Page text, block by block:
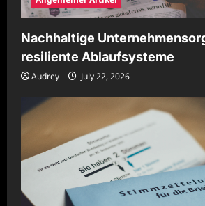
Nachhaltige
resiliente Ablaufsysteme
Audrey July 22, 2026